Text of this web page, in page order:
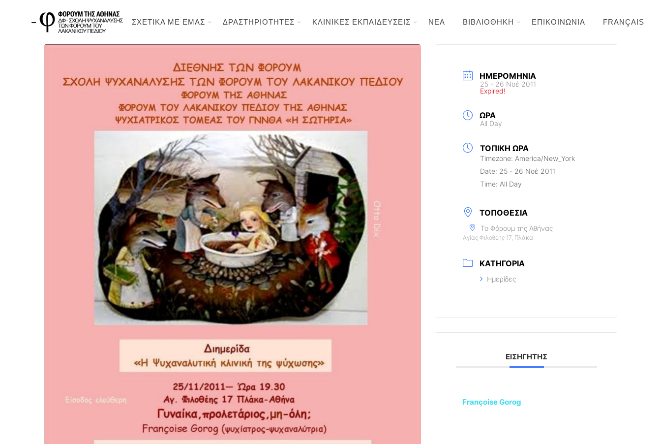
ΣΧΕΤΙΚΑ ΜΕ ΕΜΑΣ ΔΡΑΣΤΗΡΙΟΤΗΤΕΣ ΚΛΙΝΙΚΕΣ ΕΚΠΑΙΔΕΥΣΕΙΣ ΝΕΑ ΒΙΒΛΙΟΘΗΚΗ ΕΠΙΚΟΙΝΩΝΙΑ FRANÇAIS
ΗΜΕΡΟΜΗΝΊΑ
25 - 26 Νοέ 2011
Expired!
ΏΡΑ
All Day
ΤΟΠΙΚΉ ΏΡΑ
Timezone: America/New_York
Date: 25 - 26 Νοέ 2011
Time: All Day
ΤΟΠΟΘΕΣΊΑ
Το Φόρουμ της Αθήνας
Αγίας Φιλοθέης 17, Πλάκα
ΚΑΤΗΓΟΡΊΑ
Ημερίδες
ΕΙΣΗΓΗΤΉΣ
Françoise Gorog